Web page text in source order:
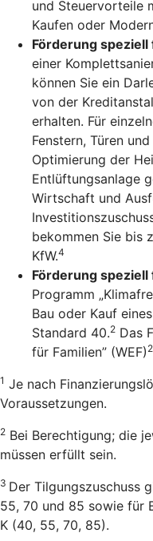
und Steuervorteile
Kaufen oder
Förderung
einer
können Sie ein
von der
erhalten. Für
Fenstern, Türen
Optimierung der
Entlüftungsanlage
Wirtschaft und
bekommen Sie bis
KfW.4
Förderung
Programm
Bau oder Kauf
Standard 40.2 Das
für Familien” (WEF) 2
1 Je nach
Voraussetzungen.
2 Bei Berechtigung; die
müssen erfüllt sein.
3 Der Tilgungszuschuss
55, 70 und 85 sowie für
K (40, 55, 70, 85).